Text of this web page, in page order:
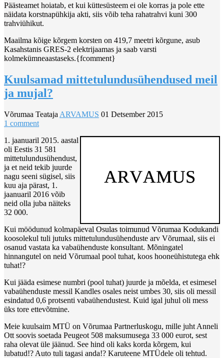
Päästeamet hoiatab, et kui küttesüsteem ei ole korras ja pole ette
näidata korstnapühkija akti, siis võib teha rahatrahvi kuni 300
trahviühikut.
Maailma kõige kõrgem korsten on 419,7 meetri kõrgune, asub
Kasahstanis GRES-2 elektrijaamas ja saab varsti
kolmekümneaastaseks.{fcomment}
Kuulsamad mittetulundusühendused meil
ja mujal?
Võrumaa Teataja ARVAMUS 01 Detsember 2015
1 comment
1. jaanuaril 2015. aastal
oli Eestis 31 581
mittetulundusühendust,
ja et neid tekib juurde
nagu seeni sügisel, siis
kuu aja pärast, 1.
jaanuaril 2016 võib
neid olla juba näiteks
32 000.
Kui möödunud kolmapäeval Osulas toimunud Võrumaa Kodukandi
koosolekul tuli jutuks mittetulundusühenduste arv Võrumaal, siis ei
osanud vastata ka vabaühenduste konsultant. Mõningatel
hinnangutel on neid Võrumaal pool tuhat, koos hooneühistutega ehk
tuhat!?
Kui jääda esimese numbri (pool tuhat) juurde ja mõelda, et esimesel
vabaühenduste messil Kandles osales neist umbes 30, siis oli messil
esindatud 0,6 protsenti vabaühendustest. Kuid igal juhul oli mess
üks tore ettevõtmine.
Meie kuulsaim MTÜ on Võrumaa Partnerluskogu, mille juht Anneli
Ott soovis soetada Peugeot 508 maksumusega 33 000 eurot, sest
raha olevat üle jäänud. See hind oli kaks korda kõrgem, kui
lubatud!? Auto tuli tagasi anda!? Karuteene MTÜdele oli tehtud.